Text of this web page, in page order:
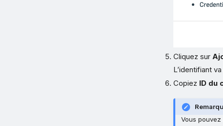
Cliquez sur
L’identifiant
Copiez ID du
Vous pouvez